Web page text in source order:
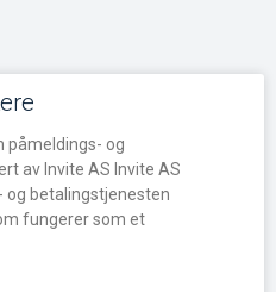
påmeldings- og
av Invite AS Invite AS
og betalingstjenesten
fungerer som et